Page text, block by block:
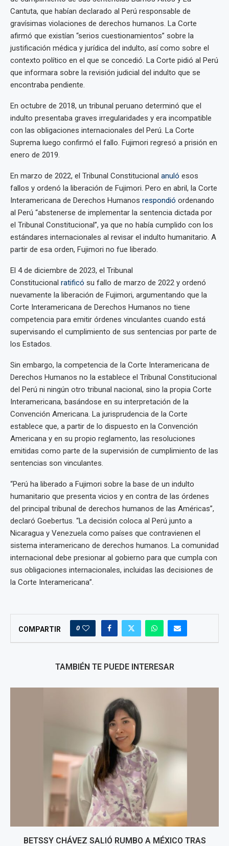
Cantuta, que habían declarado al Perú responsable de
gravísimas violaciones de derechos humanos. La Corte
afirmó que existían “serios cuestionamientos” sobre la
justificación médica y jurídica del indulto, así como sobre el
contexto político en el que se concedió. La Corte pidió al Perú
que informara sobre la revisión judicial del indulto que se
encontraba pendiente.
En octubre de 2018, un tribunal peruano determinó que el
indulto presentaba graves irregularidades y era incompatible
con las obligaciones internacionales del Perú. La Corte
Suprema luego confirmó el fallo. Fujimori regresó a prisión en
enero de 2019.
En marzo de 2022, el Tribunal Constitucional anuló esos
fallos y ordenó la liberación de Fujimori. Pero en abril, la Corte
Interamericana de Derechos Humanos respondió ordenando
al Perú “abstenerse de implementar la sentencia dictada por
el Tribunal Constitucional”, ya que no había cumplido con los
estándares internacionales al revisar el indulto humanitario. A
partir de esa orden, Fujimori no fue liberado.
El 4 de diciembre de 2023, el Tribunal
Constitucional ratificó su fallo de marzo de 2022 y ordenó
nuevamente la liberación de Fujimori, argumentando que la
Corte Interamericana de Derechos Humanos no tiene
competencia para emitir órdenes vinculantes cuando está
supervisando el cumplimiento de sus sentencias por parte de
los Estados.
Sin embargo, la competencia de la Corte Interamericana de
Derechos Humanos no la establece el Tribunal Constitucional
del Perú ni ningún otro tribunal nacional, sino la propia Corte
Interamericana, basándose en su interpretación de la
Convención Americana. La jurisprudencia de la Corte
establece que, a partir de lo dispuesto en la Convención
Americana y en su propio reglamento, las resoluciones
emitidas como parte de la supervisión de cumplimiento de las
sentencias son vinculantes.
“Perú ha liberado a Fujimori sobre la base de un indulto
humanitario que presenta vicios y en contra de las órdenes
del principal tribunal de derechos humanos de las Américas”,
declaró Goebertus. “La decisión coloca al Perú junto a
Nicaragua y Venezuela como países que contravienen el
sistema interamericano de derechos humanos. La comunidad
internacional debe presionar al gobierno para que cumpla con
sus obligaciones internacionales, incluidas las decisiones de
la Corte Interamericana”.
COMPARTIR 0
TAMBIÉN TE PUEDE INTERESAR
BETSSY CHÁVEZ SALIÓ RUMBO A MÉXICO TRAS